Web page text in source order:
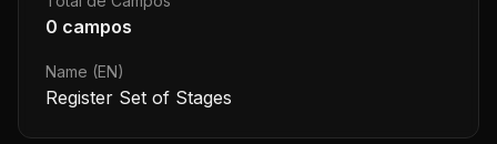
0 campos
Name (EN)
Register Set of Stages